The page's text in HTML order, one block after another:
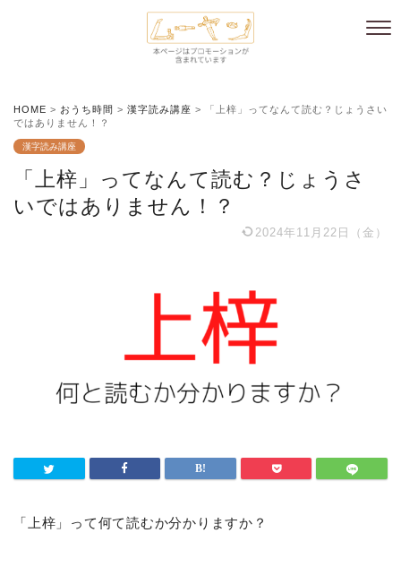
HOME > おうち時間 > 漢字読み講座 >
「上梓」ってなんて読む？じょうさい
ではありません！？
漢字読み講座
「上梓」ってなんて読む？じょうさ
いではありません！？
2024年11月22日（金）
「上梓」って何て読むか分かりますか？